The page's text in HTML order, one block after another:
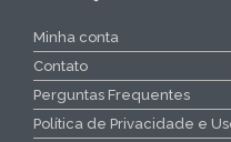
Minha conta
Contato
Perguntas Frequentes
Política de Privacidade e